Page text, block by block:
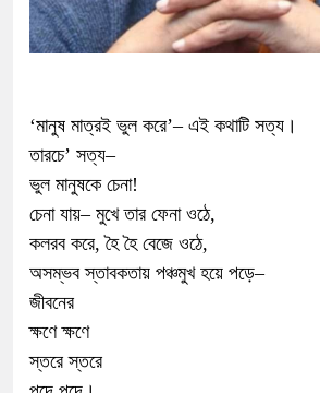
‘মানুষ মাত্রই ভুল করে’– এই কথাটি সত্য।
তারচে’ সত্য–
ভুল মানুষকে চেনা!
চেনা যায়– মুখে তার ফেনা ওঠে,
কলরব করে, হৈ হৈ বেজে ওঠে,
অসম্ভব স্তাবকতায় পঞ্চমুখ হয়ে পড়ে–
জীবনের
ক্ষণে ক্ষণে
স্তরে স্তরে